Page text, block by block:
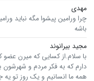
مهدی
چرا ورامین پیشوا مگه نباید
باشه
مجید بیرانوند
با سلام.از کسایی که میرن
دارم که به فکر مردم و
همه ما انسانیم و یک روز تو